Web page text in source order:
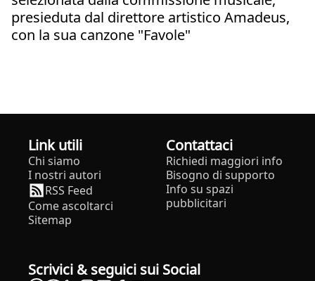
presieduta dal direttore artistico Amadeus,
con la sua canzone "Favole"
Link utili
Chi siamo
I nostri autori
RSS Feed
Come ascoltarci
Sitemap
Contattaci
Richiedi maggiori info
Bisogno di supporto
Info su spazi
pubblicitari
Scrivici & seguici sui Social